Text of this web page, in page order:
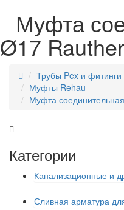
Муфта
Ø17
Трубы Pex и фитинги
Муфты Rehau
Муфта
Категории
Канализационные и
Сливная арматура